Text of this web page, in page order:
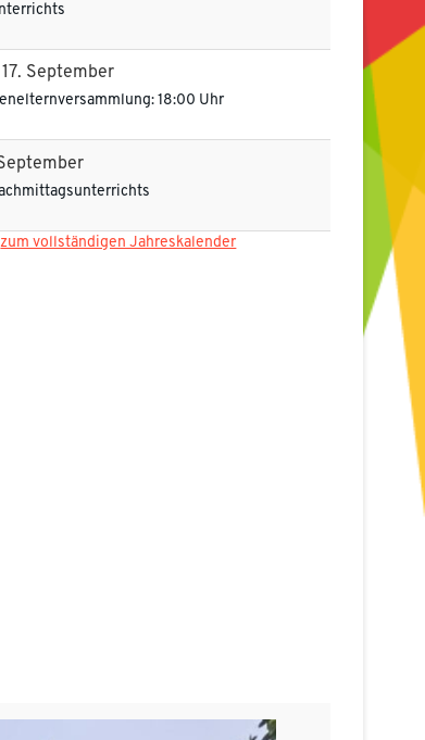
17. September
18:00 Uhr
zum vollständigen Jahreskalender